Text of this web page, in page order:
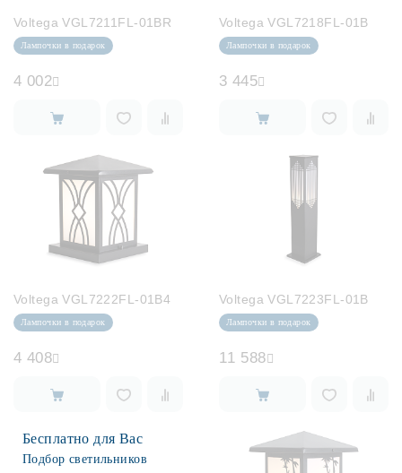
Voltega VGL7211FL-01BR
Лампочки в подарок
4 002
Voltega VGL7218FL-01B
Лампочки в подарок
3 445
Voltega VGL7222FL-01B4
Лампочки в подарок
4 408
Voltega VGL7223FL-01B
Лампочки в подарок
11 588
Бесплатно для Вас
Подбор светильников